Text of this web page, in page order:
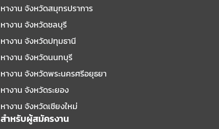
หางาน จังหวัดสมุทรปราการ
หางาน จังหวัดชลบุรี
หางาน จังหวัดปทุมธานี
หางาน จังหวัดนนทบุรี
หางาน จังหวัดพระนครศรีอยุธยา
หางาน จังหวัดระยอง
หางาน จังหวัดเชียงใหม่
สำหรับผู้สมัครงาน